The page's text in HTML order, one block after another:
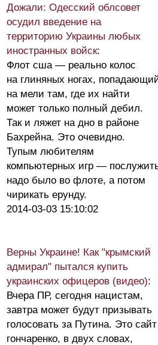
Дожали: Одесский облсовет
осудил введение на
территорию Украины любых
иностранных войск:
Флот сша — реально колос
на глиняных ногах,
на мели там, где их найти
может только полный дебил.
Так и ляжет на дно в районе
Бахрейна. Это очевидно.
Тупым любителям
компьютерных игр —
надо было во флоте, а потом
чирикать ерунду.
2014-03-03 15:10:02
Верны Украине! Как "крымский
адмирал" пытался купить
украинских офицеров (видео):
Вчера ПР, сегодня нацистам,
завтра может будут призывать
голосовать за Путина. Это сайт
гончаренко, в двух словах,